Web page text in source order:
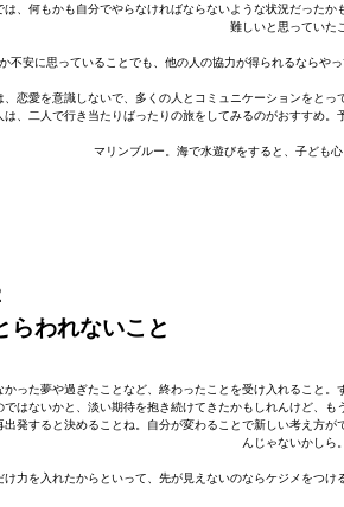
は、何もかも自分でやらなければならないような状況だった
難しいと思っていた
不安に思っていることでも、他の人の協力が得られるならや
、恋愛を意識しないで、多くの人とコミュニケーションをと
は、二人で行き当たりばったりの旅をしてみるのがおすすめ
マリンブルー。海で水遊びをすると、子ども心
らわれないこと
かった夢や過ぎたことなど、終わったことを受け入れること
ではないかと、淡い期待を抱き続けてきたかもしれんけど、
出発すると決めることね。自分が変わることで新しい考え方
んじゃないかしら
け力を入れたからといって、先が見えないのならケジメをつ